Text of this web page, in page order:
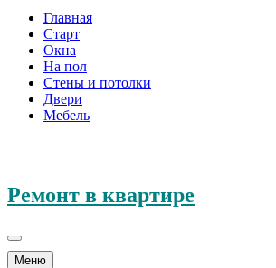
Главная
Старт
Окна
На пол
Стены и потолки
Двери
Мебель
Ремонт в квартире
Меню